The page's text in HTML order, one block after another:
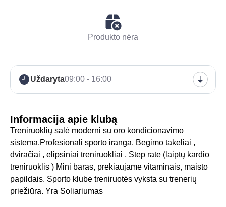
Informacija apie klubą
Treniruoklių salė moderni su oro kondicionavimo
sistema.Profesionali sporto iranga. Begimo takeliai ,
dviračiai , elipsiniai treniruokliai , Step rate (laiptų kardio
treniruoklis ) Mini baras, prekiaujame vitaminais, maisto
papildais. Sporto klube treniruotės vyksta su trenerių
priežiūra. Yra Soliariumas
Produkto nėra
Uždaryta09:00 - 16:00